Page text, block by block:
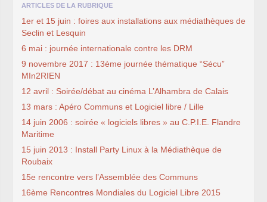
ARTICLES DE LA RUBRIQUE
1er et 15 juin : foires aux installations aux médiathèques de
Seclin et Lesquin
6 mai : journée internationale contre les DRM
9 novembre 2017 : 13ème journée thématique “Sécu”
MIn2RIEN
12 avril : Soirée/débat au cinéma L’Alhambra de Calais
13 mars : Apéro Communs et Logiciel libre / Lille
14 juin 2006 : soirée « logiciels libres » au C.P.I.E. Flandre
Maritime
15 juin 2013 : Install Party Linux à la Médiathèque de
Roubaix
15e rencontre vers l’Assemblée des Communs
16ème Rencontres Mondiales du Logiciel Libre 2015